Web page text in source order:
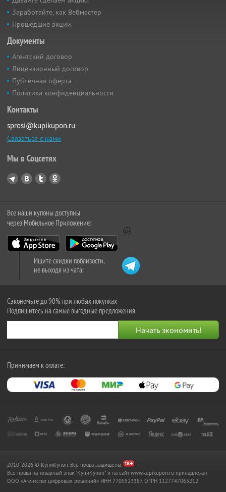
Заработайте, как Вебмастер
Прошедшие акции
Документы
Агентский договор
Лицензионный договор
Публичная оферта
Политика конфиденциальности
Контакты
sprosi@kupikupon.ru
Связаться с нами
Мы в Соцсетях
Все наши купоны доступны
через Мобильное Приложение:
Ищите скидки поблизости,
не выходя из чата:
Сэкономьте до 90% при любых покупках
Подпишитесь на самые выгодные предложения
Принимаем к оплате:
2010-2026 © КупиКупон. Все права защищены.
Все права на товарный знак "КупиКупон" и на сайт www.kupikupon.ru принадлежат
OOO «Агентство цифровых решений» ИНН 7705523387, ОГРН 1127747063212